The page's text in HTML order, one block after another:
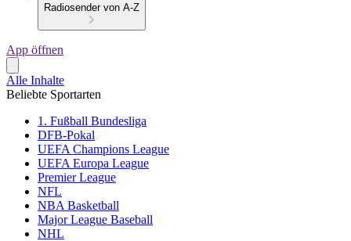
Radiosender von A-Z
App öffnen
Alle Inhalte
Beliebte Sportarten
1. Fußball Bundesliga
DFB-Pokal
UEFA Champions League
UEFA Europa League
Premier League
NFL
NBA Basketball
Major League Baseball
NHL